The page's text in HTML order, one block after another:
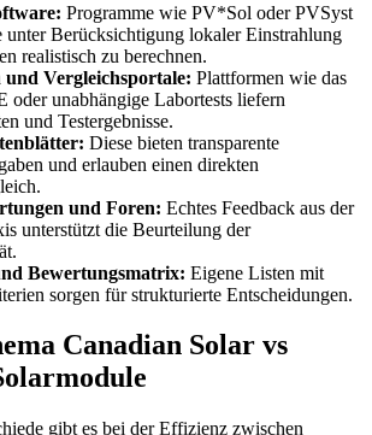
Programme wie PV*Sol oder PVSyst
unter Berücksichtigung lokaler Einstrahlung
realistisch zu berechnen.
und Vergleichsportale: Plattformen wie das
oder unabhängige Labortests liefern
und Testergebnisse.
Diese bieten transparente
und erlauben einen direkten
und Foren: Echtes Feedback aus der
unterstützt die Beurteilung der
Bewertungsmatrix: Eigene Listen mit
sorgen für strukturierte Entscheidungen.
Canadian Solar vs
gibt es bei der Effizienz zwischen